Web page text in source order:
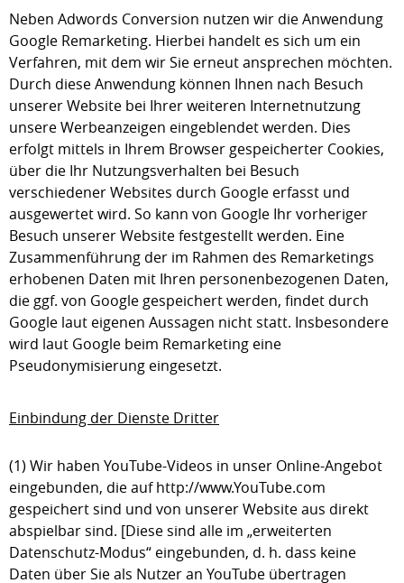
Neben Adwords Conversion nutzen wir die Anwendung
Google Remarketing. Hierbei handelt es sich um ein
Verfahren, mit dem wir Sie erneut ansprechen möchten.
Durch diese Anwendung können Ihnen nach Besuch
unserer Website bei Ihrer weiteren Internetnutzung
unsere Werbeanzeigen eingeblendet werden. Dies
erfolgt mittels in Ihrem Browser gespeicherter Cookies,
über die Ihr Nutzungsverhalten bei Besuch
verschiedener Websites durch Google erfasst und
ausgewertet wird. So kann von Google Ihr vorheriger
Besuch unserer Website festgestellt werden. Eine
Zusammenführung der im Rahmen des Remarketings
erhobenen Daten mit Ihren personenbezogenen Daten,
die ggf. von Google gespeichert werden, findet durch
Google laut eigenen Aussagen nicht statt. Insbesondere
wird laut Google beim Remarketing eine
Pseudonymisierung eingesetzt.
Einbindung der Dienste Dritter
(1) Wir haben YouTube-Videos in unser Online-Angebot
eingebunden, die auf http://www.YouTube.com
gespeichert sind und von unserer Website aus direkt
abspielbar sind. [Diese sind alle im „erweiterten
Datenschutz-Modus“ eingebunden, d. h. dass keine
Daten über Sie als Nutzer an YouTube übertragen